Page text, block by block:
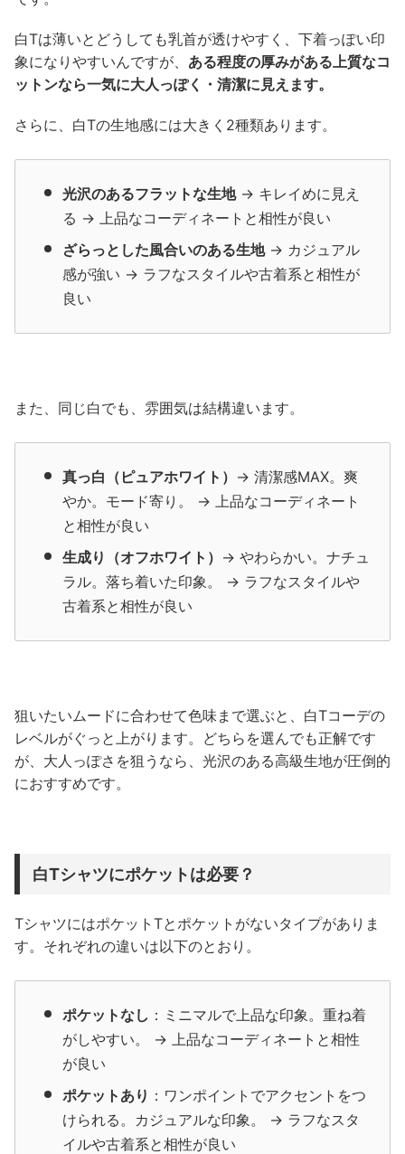
白Tは薄いとどうしても乳首が透けやすく、下着っぽい印
象になりやすいんですが、 ある程度の厚みがある上質なコ
ットンなら一気に大人っぽく・清潔に見えます。
さらに、白Tの生地感には大きく2種類あります。
光沢のあるフラットな生地→ キレイめに見え
る → 上品なコーディネートと相性が良い
ざらっとした風合いのある生地→ カジュアル
感が強い → ラフなスタイルや古着系と相性が
良い
また、同じ白でも、雰囲気は結構違います。
真っ白（ピュアホワイト） → 清潔感MAX。爽
やか。モード寄り。 → 上品なコーディネート
と相性が良い
生成り（オフホワイト） → やわらかい。ナチュ
ラル。落ち着いた印象。 → ラフなスタイルや
古着系と相性が良い
狙いたいムードに合わせて色味まで選ぶと、白Tコーデの
レベルがぐっと上がります。どちらを選んでも正解です
が、大人っぽさを狙うなら、光沢のある高級生地が圧倒的
におすすめです。
白Tシャツにポケットは必要？
TシャツにはポケットTとポケットがないタイプがありま
す。それぞれの違いは以下のとおり。
ポケットなし ：ミニマルで上品な印象。重ね着
がしやすい。 → 上品なコーディネートと相性
が良い
ポケットあり ：ワンポイントでアクセントをつ
けられる。カジュアルな印象。 → ラフなスタ
イルや古着系と相性が良い